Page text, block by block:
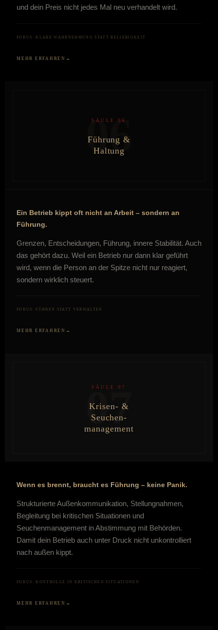
und dein Preis nicht jedes Mal neu verhandelt wird.
FOKUS: KLARE WAHRNEHMUNG STATT BELIEBIGKEIT
MEHR ERFAHREN
06
SÄULE 06
Führung &
Haltung
Ein Betrieb kippt oft nicht an Arbeit – sondern an
Führung.
Grenzen, Entscheidungen, Führung, innere Stabilität. Auch
das gehört dazu. Weil ein Betrieb nur dann klar geführt
wird, wenn die Person an der Spitze nicht nur reagiert,
sondern wirklich steuert.
FOKUS: FÜHREN STATT VERWALTEN
MEHR ERFAHREN
07
SÄULE 07
Krisen- &
Seuchen-
management
Wenn es brennt, braucht es Führung – keine Panik.
Strukturierte Außenkommunikation, Stellungnahmen,
Begleitung bei kritischen Situationen und
Seuchenmanagement in Abstimmung mit Behörden.
Damit dein Betrieb auch unter Druck nicht unkontrolliert
nach außen kippt.
FOKUS: KONTROLLE IN KRITISCHEN SITUATIONEN
MEHR ERFAHREN